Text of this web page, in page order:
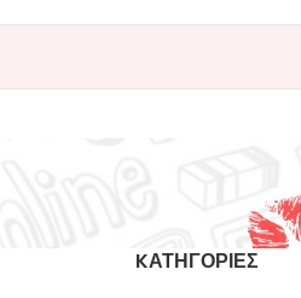
KΑΤΗΓΟΡΊΕΣ